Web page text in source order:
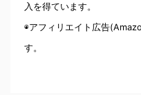
入を得ています。
◉アフィリエイト広告
す。